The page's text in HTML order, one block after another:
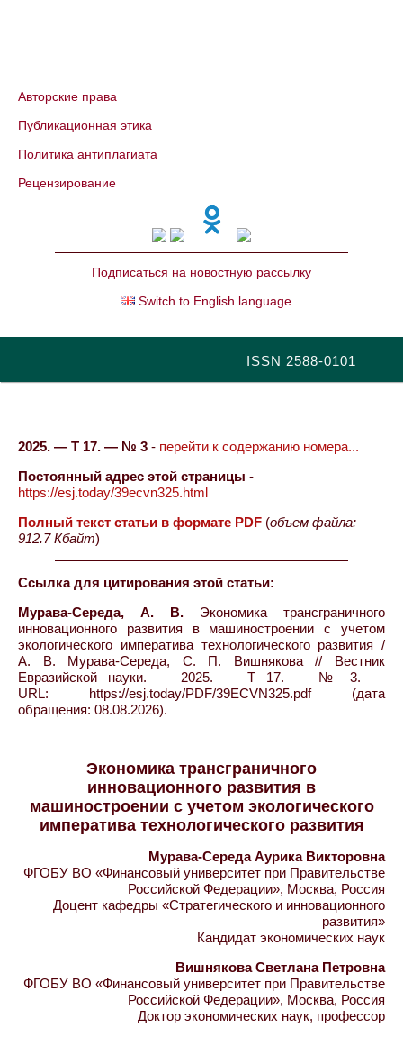
Авторские права
Публикационная этика
Политика антиплагиата
Рецензирование
Подписаться на новостную рассылку
Switch to English language
ISSN 2588-0101
2025. — Т 17. — № 3 - перейти к содержанию номера...
Постоянный адрес этой страницы -
https://esj.today/39ecvn325.html
Полный текст статьи в формате PDF (объем файла:
912.7 Кбайт)
Ссылка для цитирования этой статьи:
Мурава-Середа, А. В. Экономика трансграничного
инновационного развития в машиностроении с учетом
экологического императива технологического развития /
А. В. Мурава-Середа, С. П. Вишнякова // Вестник
Евразийской науки. — 2025. — Т 17. — № 3. —
URL: https://esj.today/PDF/39ECVN325.pdf (дата
обращения: 08.08.2026).
Экономика трансграничного
инновационного развития в
машиностроении с учетом экологического
императива технологического развития
Мурава-Середа Аурика Викторовна
ФГОБУ ВО «Финансовый университет при Правительстве
Российской Федерации», Москва, Россия
Доцент кафедры «Стратегического и инновационного
развития»
Кандидат экономических наук
Вишнякова Светлана Петровна
ФГОБУ ВО «Финансовый университет при Правительстве
Российской Федерации», Москва, Россия
Доктор экономических наук, профессор